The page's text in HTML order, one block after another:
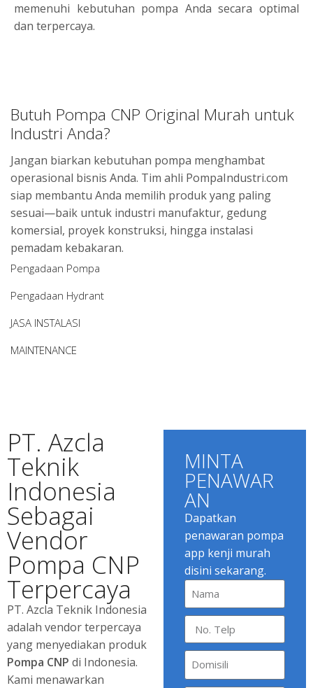
memenuhi kebutuhan pompa Anda secara optimal
dan terpercaya.
Butuh Pompa CNP Original Murah untuk
Industri Anda?
Jangan biarkan kebutuhan pompa menghambat
operasional bisnis Anda. Tim ahli PompaIndustri.com
siap membantu Anda memilih produk yang paling
sesuai—baik untuk industri manufaktur, gedung
komersial, proyek konstruksi, hingga instalasi
pemadam kebakaran.
Pengadaan Pompa
Pengadaan Hydrant
JASA INSTALASI
MAINTENANCE
PT. Azcla
Teknik
Indonesia
Sebagai
Vendor
Pompa CNP
Terpercaya
PT. Azcla Teknik Indonesia
adalah vendor terpercaya
yang menyediakan produk
Pompa CNP di Indonesia.
Kami menawarkan
MINTA
PENAWAR
AN
Dapatkan
penawaran pompa
app kenji murah
disini sekarang.